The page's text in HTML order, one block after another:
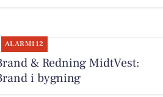
ALARM112
& Redning MidtVest:
i bygning